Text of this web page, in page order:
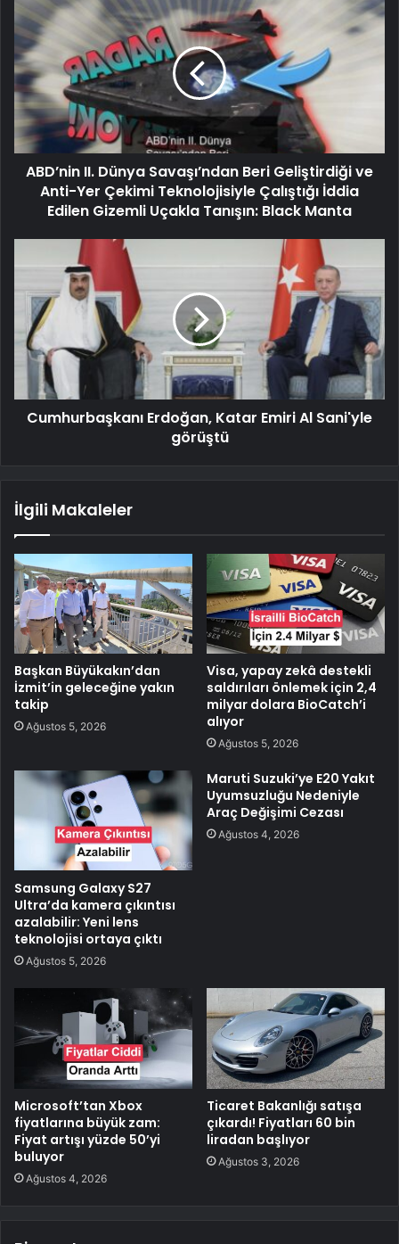
ABD’nin II. Dünya Savaşı’ndan Beri Geliştirdiği ve
Anti-Yer Çekimi Teknolojisiyle Çalıştığı İddia
Edilen Gizemli Uçakla Tanışın: Black Manta
Cumhurbaşkanı Erdoğan, Katar Emiri Al Sani'yle
görüştü
İlgili Makaleler
Başkan Büyükakın’dan
İzmit’in geleceğine yakın
takip
Ağustos 5, 2026
Visa, yapay zekâ destekli
saldırıları önlemek için 2,4
milyar dolara BioCatch’i
alıyor
Ağustos 5, 2026
Samsung Galaxy S27
Ultra’da kamera çıkıntısı
azalabilir: Yeni lens
teknolojisi ortaya çıktı
Ağustos 5, 2026
Maruti Suzuki’ye E20 Yakıt
Uyumsuzluğu Nedeniyle
Araç Değişimi Cezası
Ağustos 4, 2026
Microsoft’tan Xbox
fiyatlarına büyük zam:
Fiyat artışı yüzde 50’yi
buluyor
Ağustos 4, 2026
Ticaret Bakanlığı satışa
çıkardı! Fiyatları 60 bin
liradan başlıyor
Ağustos 3, 2026